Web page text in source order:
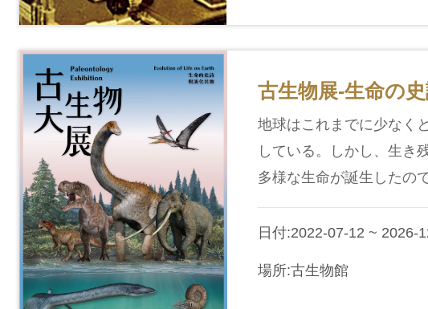
古生物展-生命の
地球はこれまでに少なく
している。しかし、生き
多様な生命が誕生したの
日付:2022-07-12 ~ 2026-
場所:古生物館